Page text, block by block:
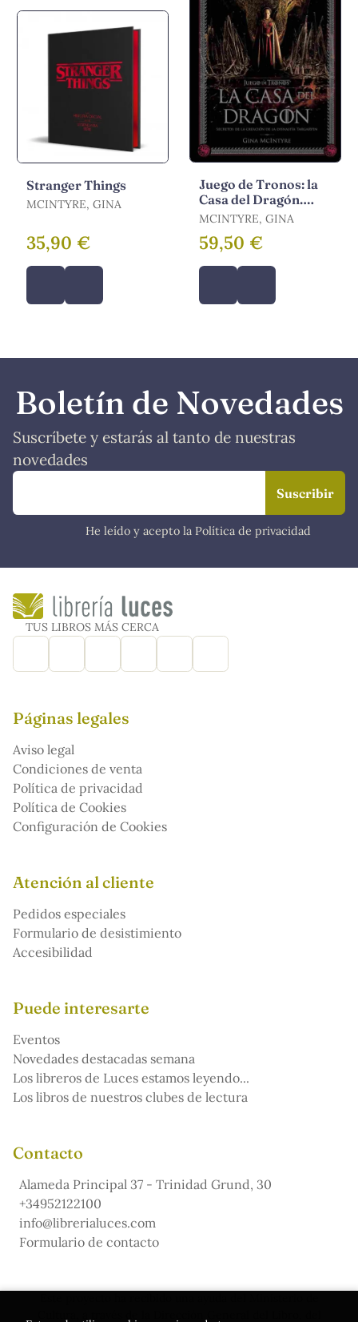
Stranger Things
MCINTYRE, GINA
35,90 €
Juego de Tronos: la
Casa del Dragón.
Secretos de la
Creación de la
Dinastía Targ
MCINTYRE, GINA
59,50 €
Boletín de Novedades
Suscríbete y estarás al tanto de nuestras
novedades
He leído y acepto la Política de privacidad
TUS LIBROS MÁS CERCA
Páginas legales
Aviso legal
Condiciones de venta
Política de privacidad
Política de Cookies
Configuración de Cookies
Atención al cliente
Pedidos especiales
Formulario de desistimiento
Accesibilidad
Puede interesarte
Eventos
Novedades destacadas semana
Los libreros de Luces estamos leyendo...
Los libros de nuestros clubes de lectura
Contacto
Alameda Principal 37 - Trinidad Grund, 30
+34952122100
info@librerialuces.com
Formulario de contacto